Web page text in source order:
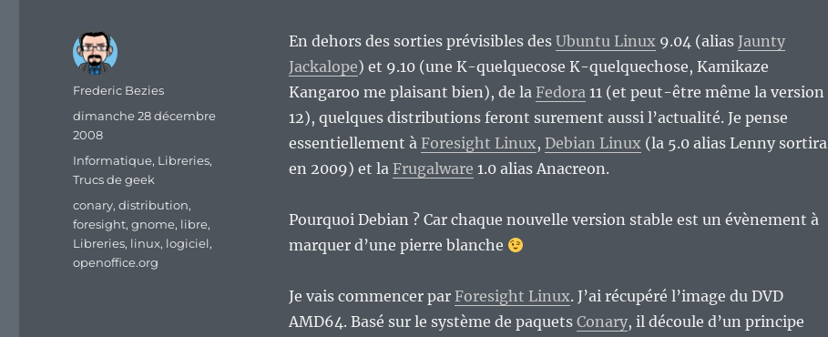
En dehors des sorties prévisibles des Ubuntu Linux9.04 (alias Jaunty
Jackalope) et 9.10 (une K-quelquecose K-quelquechose, Kamikaze
Kangaroo me plaisant bien), de la Fedora11 (et peut-être même la version
12), quelques distributions feront surement aussi l’actualité. Je pense
essentiellement à Foresight Linux, Debian Linux(la 5.0 alias Lenny sortira
en 2009) et la Frugalware 1.0 alias Anacreon.
Pourquoi Debian ? Car chaque nouvelle version stable est un évènement à
marquer d’une pierre blanche
Je vais commencer par Foresight Linux. J’ai récupéré l’image du DVD
AMD64. Basé sur le système de paquets Conary, il découle d’un principe
Auteur
Frederic Bezies
Publié
le
dimanche 28 décembre
2008
Catégories
Informatique, Libreries,
Trucs de geek
Étiquettes
conary,distribution,
foresight,gnome, libre,
Libreries, linux, logiciel,
openoffice.org